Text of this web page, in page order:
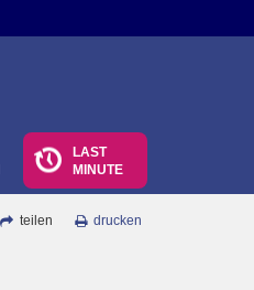
LAST
MINUTE
drucken
teilen